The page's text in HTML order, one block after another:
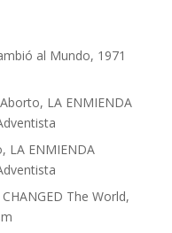
al Mundo, 1971
LA ENMIENDA
LA ENMIENDA
The World,